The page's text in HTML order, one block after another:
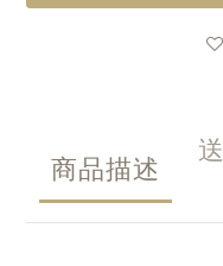
商品描述